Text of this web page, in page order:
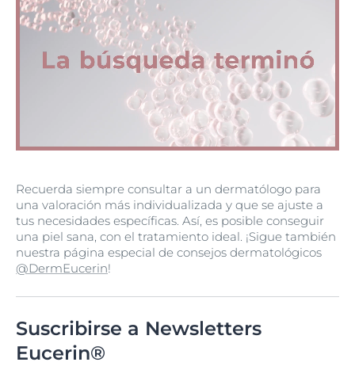
Recuerda siempre consultar a un dermatólogo para
una valoración más individualizada y que se ajuste a
tus necesidades específicas. Así, es posible conseguir
una piel sana, con el tratamiento ideal. ¡Sigue también
nuestra página especial de consejos dermatológicos
@DermEucerin!
Suscribirse a Newsletters
Eucerin®